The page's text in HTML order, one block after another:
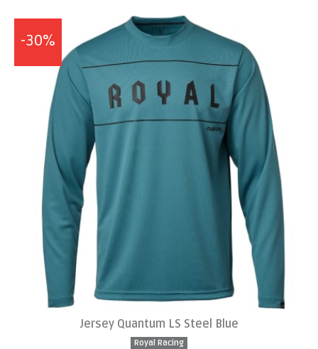
-30%
Jersey Quantum LS Steel Blue
Royal Racing